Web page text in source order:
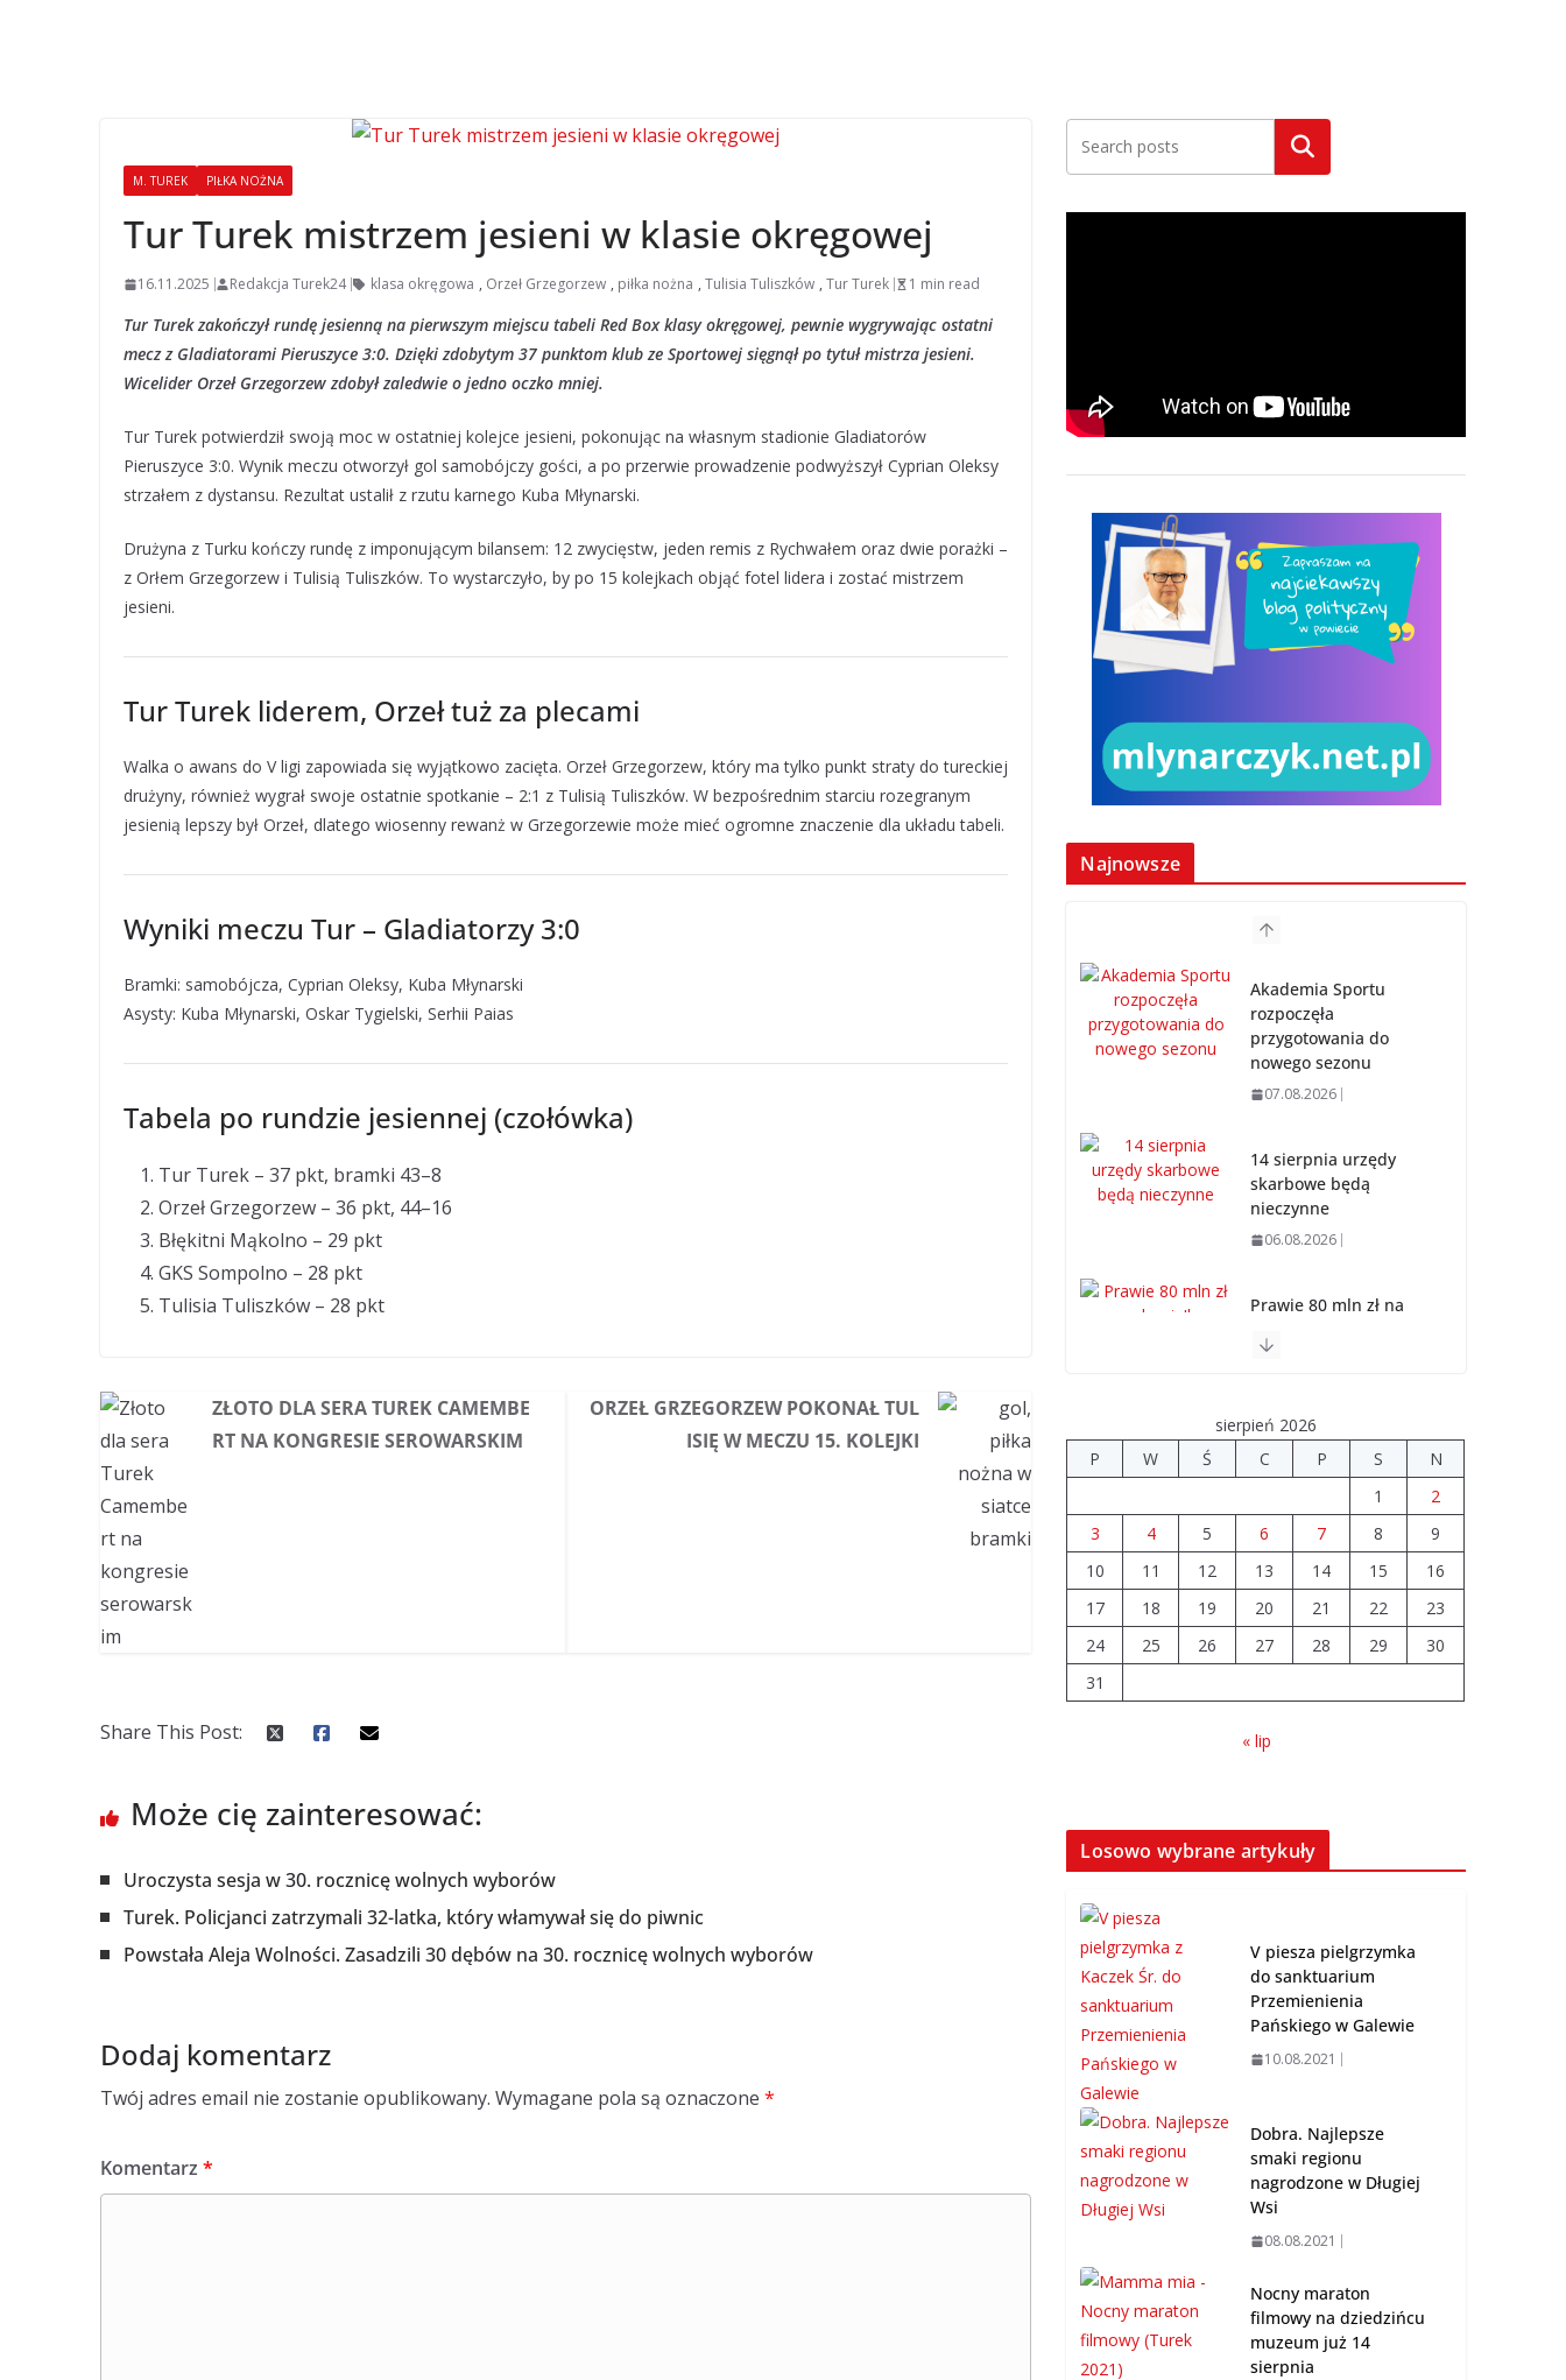
M. TUREK PIŁKA NOŻNA
Tur Turek mistrzem jesieni w klasie okręgowej
16.11.2025 Redakcja Turek24 klasa okręgowa , Orzeł Grzegorzew , piłka nożna , Tulisia Tuliszków , Tur Turek 1 min read
Tur Turek zakończył rundę jesienną na pierwszym miejscu tabeli Red Box klasy okręgowej, pewnie wygrywając ostatni
mecz z Gladiatorami Pieruszyce 3:0. Dzięki zdobytym 37 punktom klub ze Sportowej sięgnął po tytuł mistrza jesieni.
Wicelider Orzeł Grzegorzew zdobył zaledwie o jedno oczko mniej.
Tur Turek potwierdził swoją moc w ostatniej kolejce jesieni, pokonując na własnym stadionie Gladiatorów
Pieruszyce 3:0. Wynik meczu otworzył gol samobójczy gości, a po przerwie prowadzenie podwyższył Cyprian Oleksy
strzałem z dystansu. Rezultat ustalił z rzutu karnego Kuba Młynarski.
Drużyna z Turku kończy rundę z imponującym bilansem: 12 zwycięstw, jeden remis z Rychwałem oraz dwie porażki –
z Orłem Grzegorzew i Tulisią Tuliszków. To wystarczyło, by po 15 kolejkach objąć fotel lidera i zostać mistrzem
jesieni.
Tur Turek liderem, Orzeł tuż za plecami
Walka o awans do V ligi zapowiada się wyjątkowo zacięta. Orzeł Grzegorzew, który ma tylko punkt straty do tureckiej
drużyny, również wygrał swoje ostatnie spotkanie – 2:1 z Tulisią Tuliszków. W bezpośrednim starciu rozegranym
jesienią lepszy był Orzeł, dlatego wiosenny rewanż w Grzegorzewie może mieć ogromne znaczenie dla układu tabeli.
Wyniki meczu Tur – Gladiatorzy 3:0
Bramki: samobójcza, Cyprian Oleksy, Kuba Młynarski
Asysty: Kuba Młynarski, Oskar Tygielski, Serhii Paias
Tabela po rundzie jesiennej (czołówka)
Tur Turek – 37 pkt, bramki 43–8
Orzeł Grzegorzew – 36 pkt, 44–16
Błękitni Mąkolno – 29 pkt
GKS Sompolno – 28 pkt
Tulisia Tuliszków – 28 pkt
ZŁOTO DLA SERA TUREK CAMEMBE
RT NA KONGRESIE SEROWARSKIM
ORZEŁ GRZEGORZEW POKONAŁ TUL
ISIĘ W MECZU 15. KOLEJKI
Share This Post:
Może cię zainteresować:
Uroczysta sesja w 30. rocznicę wolnych wyborów
Turek. Policjanci zatrzymali 32-latka, który włamywał się do piwnic
Powstała Aleja Wolności. Zasadzili 30 dębów na 30. rocznicę wolnych wyborów
Dodaj komentarz
Twój adres email nie zostanie opublikowany. Wymagane pola są oznaczone *
Komentarz *
Szukaj
Najnowsze
Akademia Sportu
rozpoczęła
przygotowania do
nowego sezonu
07.08.2026
14 sierpnia urzędy
skarbowe będą
nieczynne
06.08.2026
Prawie 80 mln zł na
gminy?
Szkoła we
Władysławowie
modernizację
06.08.2026
Prawie 20 tys. zł dla
dyrektora szpitala.
Podwyżka mimo
04.08.2026
miejsce trudno uznać
za sukces
sierpień 2026
P
W Ś C P S
N
1
2
3
4 5 6 7 8
9
10
11 12 13 14 15
16
17
18 19 20 21 22
23
24
25 26 27 28 29
30
31
« lip
Losowo wybrane artykuły
V piesza pielgrzymka
do sanktuarium
Przemienienia
Pańskiego w Galewie
10.08.2021
Dobra. Najlepsze
smaki regionu
nagrodzone w Długiej
Wsi
08.08.2021
Nocny maraton
filmowy na dziedzińcu
muzeum już 14
sierpnia